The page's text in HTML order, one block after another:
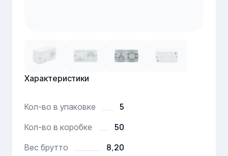
Характеристики
Кол-во в упаковке 5
Кол-во в коробке 50
Вес брутто 8,20